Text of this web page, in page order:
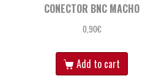
CONECTOR BNC MACHO
0,90€
Add to cart